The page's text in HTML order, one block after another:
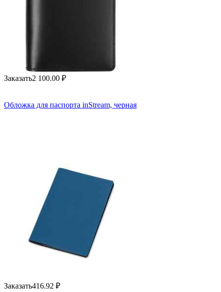
Заказать2 100.00 ₽
Обложка для паспорта inStream, черная
Заказать416.92 ₽